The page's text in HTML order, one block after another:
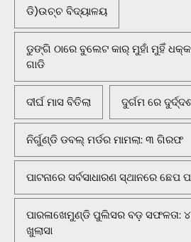
ଡି)ଉଚ୍ଚ ବିଦ୍ୟାଳୟ
ଡୁଙ୍ଗି ଠାରେ ବୁଲେଟ କାର୍ ମୁହାଁ ମୁହିଁ
ଗାଡି
ଦୀର୍ଘ ମାସ ବିତିଲା ଦୁର୍ଗମ ରେ
ନିର୍ଗୁଣ୍ଡି ଡବଲ୍ ମର୍ଡର ମାମଲା: ୩ ଗିରଫ
ପାଟନାରେ ସର୍ବସାଧାରଣ ସ୍ଥାନରେ
ପାରଳାଖେମୁଣ୍ଡି ପୁଲିସର ବଡ଼ ସଫଳତା:
ଖୁଲାସା